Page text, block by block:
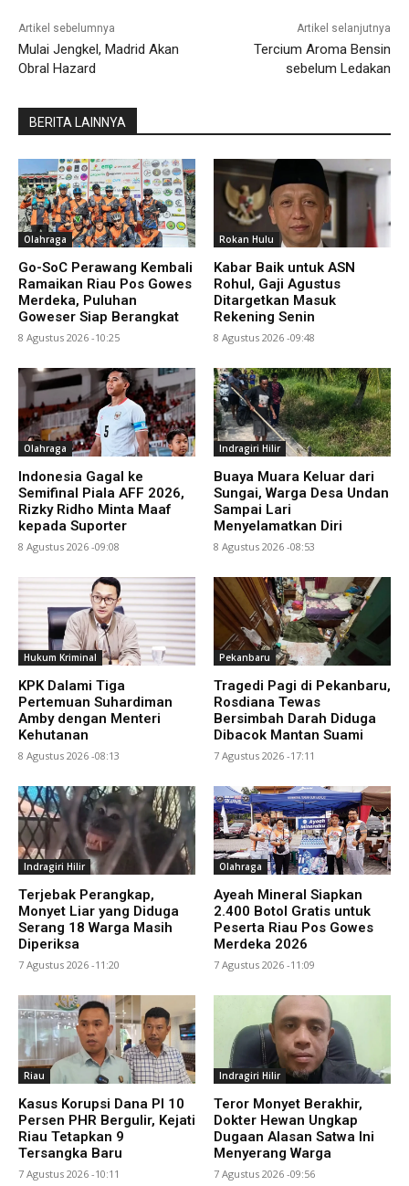
Artikel sebelumnya
Mulai Jengkel, Madrid Akan
Obral Hazard
Artikel selanjutnya
Tercium Aroma Bensin
sebelum Ledakan
BERITA LAINNYA
Olahraga
Go-SoC Perawang Kembali
Ramaikan Riau Pos Gowes
Merdeka, Puluhan
Goweser Siap Berangkat
8 Agustus 2026 -10:25
Rokan Hulu
Kabar Baik untuk ASN
Rohul, Gaji Agustus
Ditargetkan Masuk
Rekening Senin
8 Agustus 2026 -09:48
Olahraga
Indonesia Gagal ke
Semifinal Piala AFF 2026,
Rizky Ridho Minta Maaf
kepada Suporter
8 Agustus 2026 -09:08
Indragiri Hilir
Buaya Muara Keluar dari
Sungai, Warga Desa Undan
Sampai Lari
Menyelamatkan Diri
8 Agustus 2026 -08:53
Hukum Kriminal
KPK Dalami Tiga
Pertemuan Suhardiman
Amby dengan Menteri
Kehutanan
8 Agustus 2026 -08:13
Pekanbaru
Tragedi Pagi di Pekanbaru,
Rosdiana Tewas
Bersimbah Darah Diduga
Dibacok Mantan Suami
7 Agustus 2026 -17:11
Indragiri Hilir
Terjebak Perangkap,
Monyet Liar yang Diduga
Serang 18 Warga Masih
Diperiksa
7 Agustus 2026 -11:20
Olahraga
Ayeah Mineral Siapkan
2.400 Botol Gratis untuk
Peserta Riau Pos Gowes
Merdeka 2026
7 Agustus 2026 -11:09
Riau
Kasus Korupsi Dana PI 10
Persen PHR Bergulir, Kejati
Riau Tetapkan 9
Tersangka Baru
7 Agustus 2026 -10:11
Indragiri Hilir
Teror Monyet Berakhir,
Dokter Hewan Ungkap
Dugaan Alasan Satwa Ini
Menyerang Warga
7 Agustus 2026 -09:56